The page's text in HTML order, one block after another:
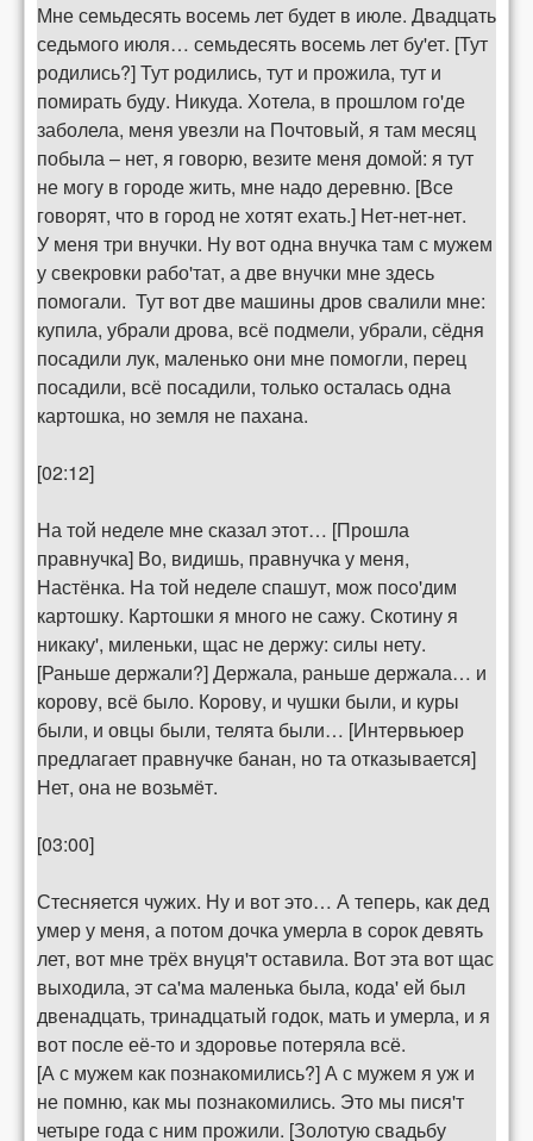
Мне семьдесять восемь лет будет в июле. Двадцать
седьмого июля… семьдесять восемь лет бу'ет. [Тут
родились?] Тут родились, тут и прожила, тут и
помирать буду. Никуда. Хотела, в прошлом го'де
заболела, меня увезли на Почтовый, я там месяц
побыла – нет, я говорю, везите меня домой: я тут
не могу в городе жить, мне надо деревню. [Все
говорят, что в город не хотят ехать.] Нет-нет-нет.
У меня три внучки. Ну вот одна внучка там с мужем
у свекровки рабо'тат, а две внучки мне здесь
помогали. Тут вот две машины дров свалили мне:
купила, убрали дрова, всё подмели, убрали, сёдня
посадили лук, маленько они мне помогли, перец
посадили, всё посадили, только осталась одна
картошка, но земля не пахана.
[02:12]
На той неделе мне сказал этот… [Прошла
правнучка] Во, видишь, правнучка у меня,
Настёнка. На той неделе спашут, мож посо'дим
картошку. Картошки я много не сажу. Скотину я
никаку', миленьки, щас не держу: силы нету.
[Раньше держали?] Держала, раньше держала… и
корову, всё было. Корову, и чушки были, и куры
были, и овцы были, телята были… [Интервьюер
предлагает правнучке банан, но та отказывается]
Нет, она не возьмёт.
[03:00]
Стесняется чужих. Ну и вот это… А теперь, как дед
умер у меня, а потом дочка умерла в сорок девять
лет, вот мне трёх внуця'т оставила. Вот эта вот щас
выходила, эт са'ма маленька была, кода' ей был
двенадцать, тринадцатый годок, мать и умерла, и я
вот после её-то и здоровье потеряла всё.
[А с мужем как познакомились?] А с мужем я уж и
не помню, как мы познакомились. Это мы пися'т
четыре года с ним прожили. [Золотую свадьбу